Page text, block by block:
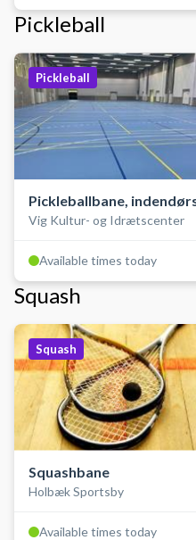
Pickleball
Pickleball
Pickleballbane,
Vig Kultur- og Idrætscenter
Available times today
Squash
Squash
Squashbane
Holbæk Sportsby
Available times today